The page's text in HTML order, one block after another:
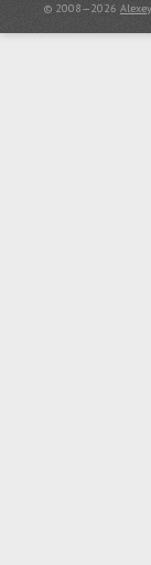
© 2008—2026